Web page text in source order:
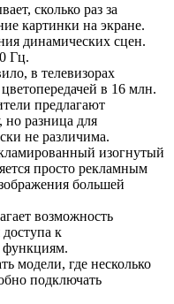
сколько раз за
картинки на экране.
динамических сцен.
Гц.
в телевизорах
в 16 млн.
предлагают
разница для
не различима.
изогнутый
просто рекламным
большей
возможность
к
функциям.
модели, где несколько
подключать